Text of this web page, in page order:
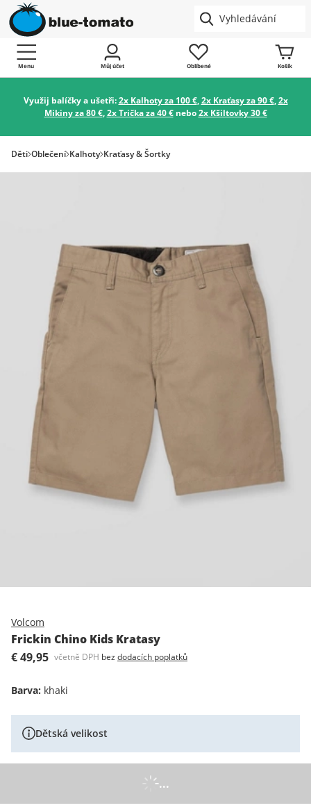
Menu Můj účet Oblíbené Košík
Využij balíčky a ušetři:2x Kalhoty za 100 €,2x Kraťasy za 90 €,2x
Mikiny za 80 €,2x Trička za 40 €nebo2x Kšiltovky 30 €
Děti Oblečení Kalhoty Kraťasy & Šortky
Volcom
Frickin Chino Kids Kratasy
€ 49,95 včetně DPH bez dodacích poplatků
Barva: khaki
Dětská velikost
...